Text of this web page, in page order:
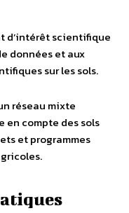
d’intérêt scientifique
données et aux
sur les sols.
réseau mixte
compte des sols
et programmes